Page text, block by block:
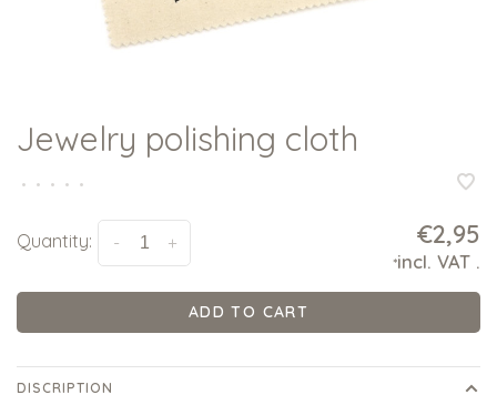
Jewelry polishing cloth
• • • • •
Quantity: +
- €2,95
*incl. VAT .
ADD TO CART
DISCRIPTION